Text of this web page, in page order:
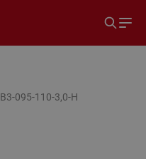
B3-095-110-3,0-H